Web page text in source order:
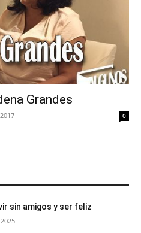
Grandes
0
sin amigos y ser feliz